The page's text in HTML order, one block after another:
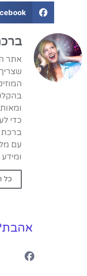
אתר
כדי
ברכת
עם
כל